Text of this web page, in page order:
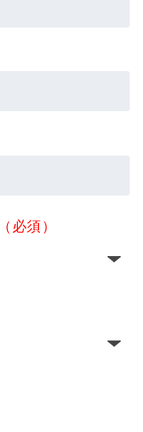
（必須）